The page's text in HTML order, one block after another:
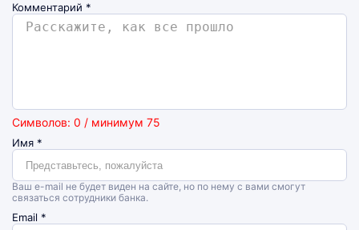
Комментарий *
Символов: 0 / минимум 75
Имя *
Ваш e-mail не будет виден на сайте, но по нему с вами смогут
связаться сотрудники банка.
Email *